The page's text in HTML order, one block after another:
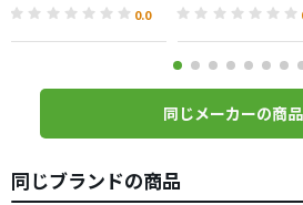
0.0
同じメーカーの商
同じブランドの商品